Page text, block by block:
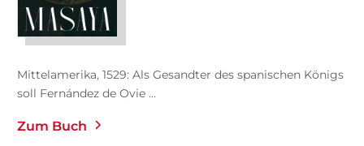
Mittelamerika, 1529: Als Gesandter des spanischen Königs
soll Fernández de Ovie ...
Zum Buch